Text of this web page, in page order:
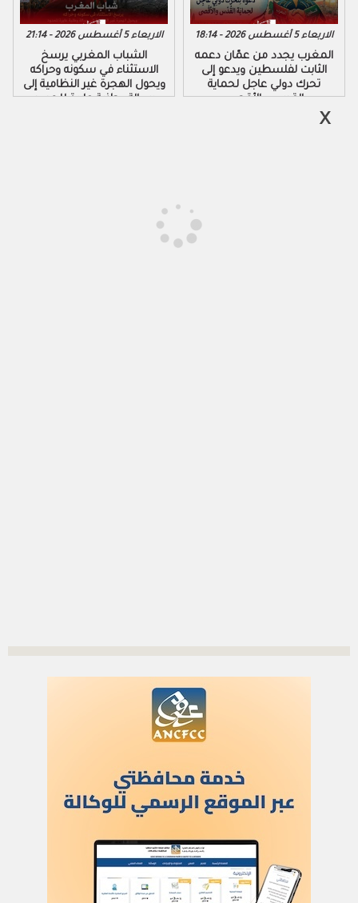
الاربعاء 5 أغسطس 2026 - 21:14
الشباب المغربي يرسخ
الاستثناء في سكونه وحراكه
ويحول الهجرة غير النظامية إلى
رسالة وطنية عابرة للحدود
الاربعاء 5 أغسطس 2026 - 18:14
المغرب يجدد من عمّان دعمه
الثابت لفلسطين ويدعو إلى
تحرك دولي عاجل لحماية
القدس والأقصى